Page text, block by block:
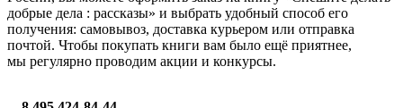
добрые дела : рассказы» и выбрать удобный способ его
получения: самовывоз, доставка курьером или отправка
почтой. Чтобы покупать книги вам было ещё приятнее,
мы регулярно проводим акции и конкурсы.